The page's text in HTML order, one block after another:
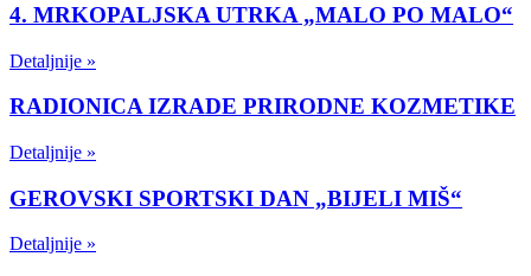
4. MRKOPALJSKA UTRKA „MALO PO MALO“
Detaljnije »
RADIONICA IZRADE PRIRODNE KOZMETIKE
Detaljnije »
GEROVSKI SPORTSKI DAN „BIJELI MIŠ“
Detaljnije »